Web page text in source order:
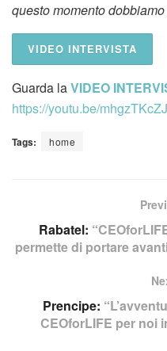
questo momento
VIDEO INTERVISTA
Guarda laVIDEO
https://youtu.be/
Tags: home
Rabatel:
permette di portare
Prencipe:
CEOforLIFE per noi